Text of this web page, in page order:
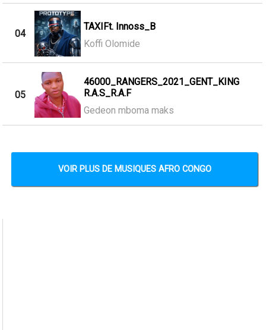
04
TAXIFt. Innoss_B
Koffi Olomide
05
46000_RANGERS_2021_GENT_KING
R.A.S_R.A.F
Gedeon mboma maks
VOIR PLUS DE MUSIQUES AFRO CONGO